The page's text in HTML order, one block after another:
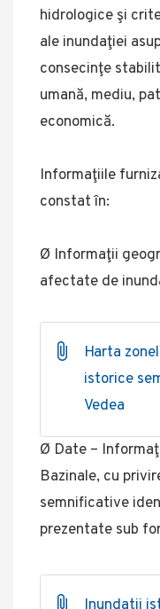
hidrologice şi
ale inundaţiei
consecinţe
umană, mediu,
economică.
Informaţiile
constat în:
Ø Informaţii
afectate de
Harta
istorice
Vedea
Ø Date –
Bazinale, cu
semnificative
prezentate sub